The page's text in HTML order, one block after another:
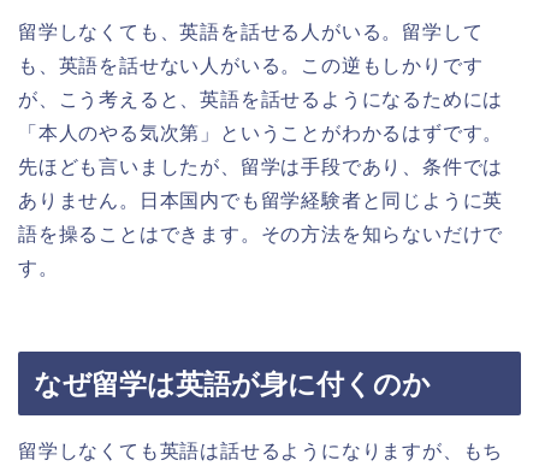
留学しなくても、英語を話せる人がいる。留学して
も、英語を話せない人がいる。この逆もしかりです
が、こう考えると、英語を話せるようになるためには
「本人のやる気次第」ということがわかるはずです。
先ほども言いましたが、留学は手段であり、条件では
ありません。日本国内でも留学経験者と同じように英
語を操ることはできます。その方法を知らないだけで
す。
なぜ留学は英語が身に付くのか
留学しなくても英語は話せるようになりますが、もち